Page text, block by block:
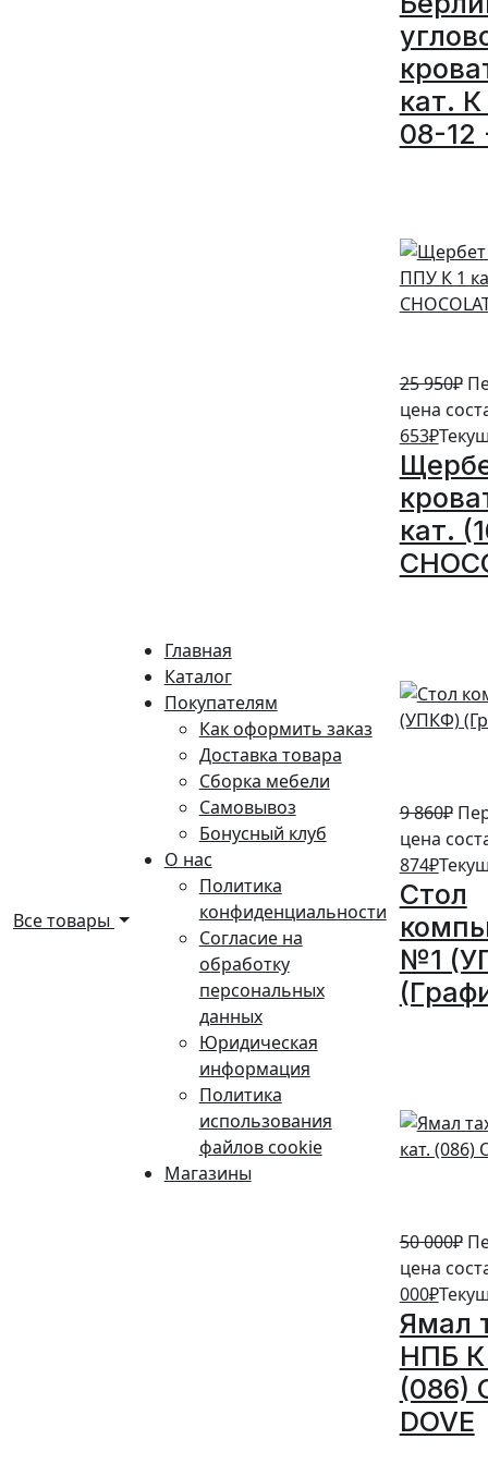
Все товары
Главная
Каталог
Покупателям
Как оформить заказ
Доставка товара
Сборка мебели
Самовывоз
Бонусный клуб
О нас
Политика
конфиденциальности
Согласие на
обработку
персональных
данных
Юридическая
информация
Политика
использования
файлов cookie
Магазины
кат.
08-12
25 950₽
цена
653₽
кат.
9 860₽
цена
874₽
Стол
№1
50 000₽
цена
000₽
Ямал
НПБ К
(086)
DOVE